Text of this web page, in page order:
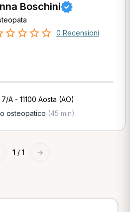
Boschini
0 Recensioni
A - 11100 Aosta (AO)
osteopatico (45 min)
1 / 1 →